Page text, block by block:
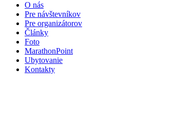
O nás
Pre návštevníkov
Pre organizátorov
Články
Foto
MarathonPoint
Ubytovanie
Kontakty